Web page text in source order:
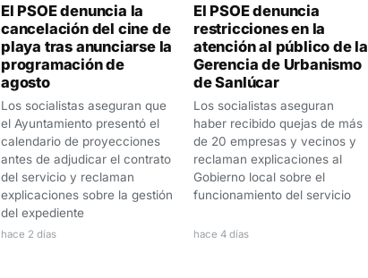
El PSOE denuncia la
cancelación del cine de
playa tras anunciarse la
programación de
agosto
Los socialistas aseguran que
el Ayuntamiento presentó el
calendario de proyecciones
antes de adjudicar el contrato
del servicio y reclaman
explicaciones sobre la gestión
del expediente
hace 2 días
El PSOE denuncia
restricciones en la
atención al público de la
Gerencia de Urbanismo
de Sanlúcar
Los socialistas aseguran
haber recibido quejas de más
de 20 empresas y vecinos y
reclaman explicaciones al
Gobierno local sobre el
funcionamiento del servicio
hace 4 días